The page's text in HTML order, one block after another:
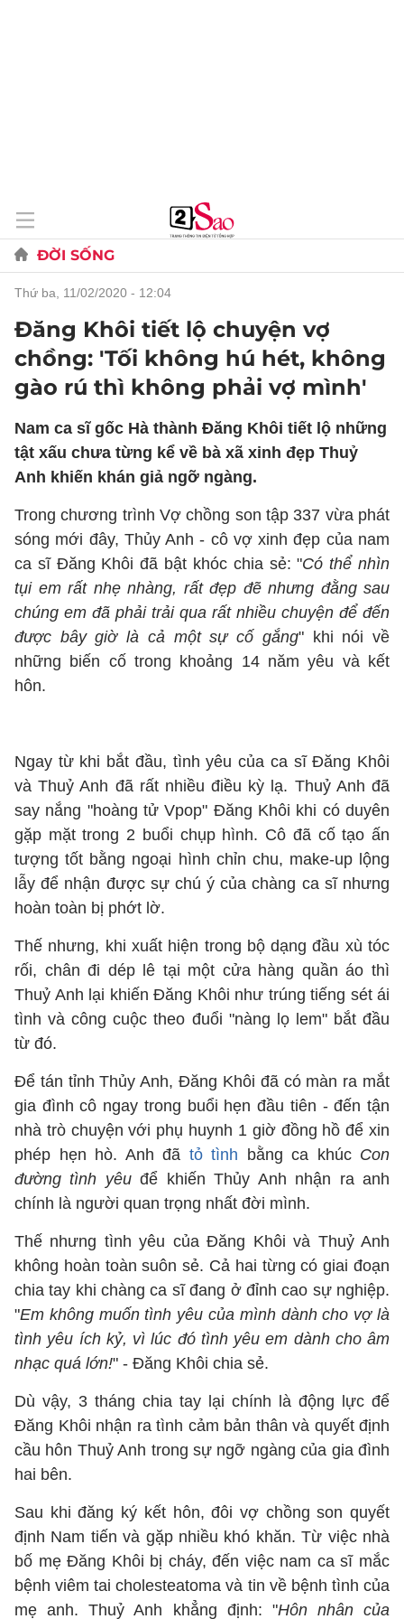
ĐỜI SỐNG
thứ ba, 11/02/2020 - 12:04
Đăng Khôi tiết lộ chuyện vợ
chồng: 'Tối không hú hét, không
gào rú thì không phải vợ mình'
Nam ca sĩ gốc Hà thành Đăng Khôi tiết lộ những
tật xấu chưa từng kể về bà xã xinh đẹp Thuỷ
Anh khiến khán giả ngỡ ngàng.
Trong chương trình Vợ chồng son tập 337 vừa phát
sóng mới đây, Thủy Anh - cô vợ xinh đẹp của nam
ca sĩ Đăng Khôi đã bật khóc chia sẻ: "Có thể nhìn
tụi em rất nhẹ nhàng, rất đẹp đẽ nhưng đằng sau
chúng em đã phải trải qua rất nhiều chuyện để đến
được bây giờ là cả một sự cố gắng" khi nói về
những biến cố trong khoảng 14 năm yêu và kết
hôn.
Ngay từ khi bắt đầu, tình yêu của ca sĩ Đăng Khôi
và Thuỷ Anh đã rất nhiều điều kỳ lạ. Thuỷ Anh đã
say nắng "hoàng tử Vpop" Đăng Khôi khi có duyên
gặp mặt trong 2 buổi chụp hình. Cô đã cố tạo ấn
tượng tốt bằng ngoại hình chỉn chu, make-up lộng
lẫy để nhận được sự chú ý của chàng ca sĩ nhưng
hoàn toàn bị phớt lờ.
Thế nhưng, khi xuất hiện trong bộ dạng đầu xù tóc
rối, chân đi dép lê tại một cửa hàng quần áo thì
Thuỷ Anh lại khiến Đăng Khôi như trúng tiếng sét ái
tình và công cuộc theo đuổi "nàng lọ lem" bắt đầu
từ đó.
Để tán tỉnh Thủy Anh, Đăng Khôi đã có màn ra mắt
gia đình cô ngay trong buổi hẹn đầu tiên - đến tận
nhà trò chuyện với phụ huynh 1 giờ đồng hồ để xin
phép hẹn hò. Anh đã tỏ tình bằng ca khúc Con
đường tình yêuđể khiến Thủy Anh nhận ra anh
chính là người quan trọng nhất đời mình.
Thế nhưng tình yêu của Đăng Khôi và Thuỷ Anh
không hoàn toàn suôn sẻ. Cả hai từng có giai đoạn
chia tay khi chàng ca sĩ đang ở đỉnh cao sự nghiệp.
"Em không muốn tình yêu của mình dành cho vợ là
tình yêu ích kỷ, vì lúc đó tình yêu em dành cho âm
nhạc quá lớn!" - Đăng Khôi chia sẻ.
Dù vậy, 3 tháng chia tay lại chính là động lực để
Đăng Khôi nhận ra tình cảm bản thân và quyết định
cầu hôn Thuỷ Anh trong sự ngỡ ngàng của gia đình
hai bên.
Sau khi đăng ký kết hôn, đôi vợ chồng son quyết
định Nam tiến và gặp nhiều khó khăn. Từ việc nhà
bố mẹ Đăng Khôi bị cháy, đến việc nam ca sĩ mắc
bệnh viêm tai cholesteatoma và tin về bệnh tình của
mẹ anh. Thuỷ Anh khẳng định: "Hôn nhân của